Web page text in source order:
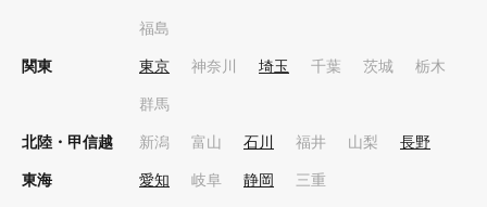
福島
関東 東京 神奈川 埼玉 千葉 茨城 栃木
群馬
北陸・甲信越 新潟 富山 石川 福井 山梨 長野
東海 愛知 岐阜 静岡 三重